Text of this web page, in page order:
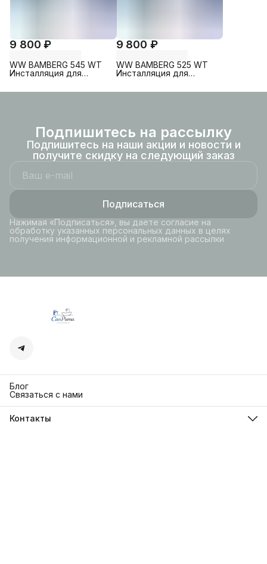
9 800 ₽
WW BAMBERG 545 WT
Инсталляция для
рамка хром.
9 800 ₽
WW BAMBERG 525 WT
Инсталляция для
рамка хром.
Подпишитесь на рассылку
Подпишитесь на наши акции и новости и
получите скидку на следующий заказ
Подписаться
Нажимая «Подписаться», вы даете согласие на
обработку указанных персональных данных в целях
получения информационной и рекламной рассылки
Блог
Связаться с нами
Контакты